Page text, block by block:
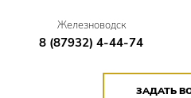
Железноводск
8 (87932) 4-44-74
ЗАДАТЬ